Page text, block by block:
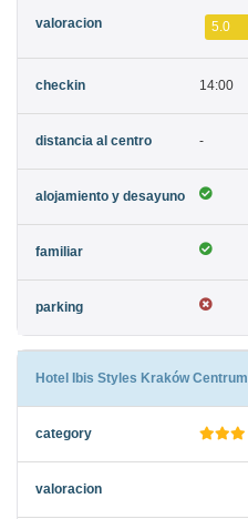
5.0
14:00
-
Hotel Ibis Styles Kraków Centrum